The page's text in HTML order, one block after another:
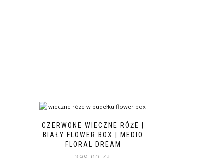
CZERWONE WIECZNE RÓŻE |
BIAŁY FLOWER BOX | MEDIO
FLORAL DREAM